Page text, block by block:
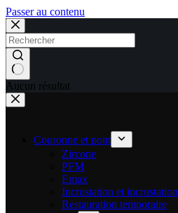
Passer au contenu
Aucun résultat
Couronne et pont
Zircone
PFM
Emax
Incrustation et incrustation
Restauration temporaire